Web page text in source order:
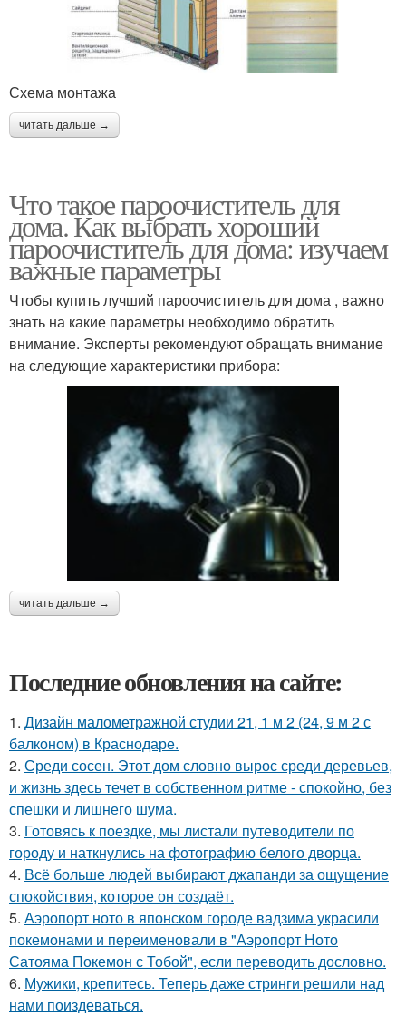
Схема монтажа
читать дальше →
Что такое пароочиститель для
дома. Как выбрать хороший
пароочиститель для дома: изучаем
важные параметры
Чтобы купить лучший пароочиститель для дома , важно
знать на какие параметры необходимо обратить
внимание. Эксперты рекомендуют обращать внимание
на следующие характеристики прибора:
читать дальше →
Последние обновления на сайте:
1. Дизайн малометражной студии 21, 1 м 2 (24, 9 м 2 с
балконом) в Краснодаре.
2. Среди сосен. Этот дом словно вырос среди деревьев,
и жизнь здесь течет в собственном ритме - спокойно, без
спешки и лишнего шума.
3. Готовясь к поездке, мы листали путеводители по
городу и наткнулись на фотографию белого дворца.
4. Всё больше людей выбирают джапанди за ощущение
спокойствия, которое он создаёт.
5. Аэропорт ното в японском городе вадзима украсили
покемонами и переименовали в "Аэропорт Ното
Сатояма Покемон с Тобой", если переводить дословно.
6. Мужики, крепитесь. Теперь даже стринги решили над
нами поиздеваться.